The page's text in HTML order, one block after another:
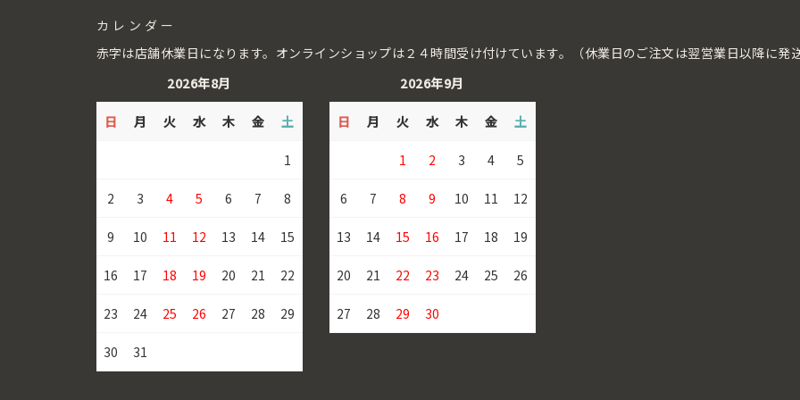
カレンダー
赤字は店舗休業日になります。オンラインショップは２４時間受け付けています。（休業日のご注文は翌営業日以降に発
2026年8月
日 月 火 水 木 金 土
1
2 3 4 5 6 7 8
9 10 11 12 13 14 15
16 17 18 19 20 21 22
23 24 25 26 27 28 29
30 31
2026年9月
日 月 火 水 木 金 土
1 2 3 4 5
6 7 8 9 10 11 12
13 14 15 16 17 18 19
20 21 22 23 24 25 26
27 28 29 30